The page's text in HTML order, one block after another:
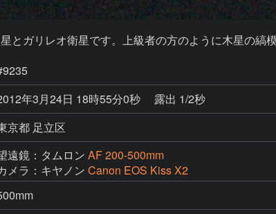
とガリレオ衛星です。上級者の方のように木星の縞
年3月24日 18時55分0秒
露出 1/2秒
京都 足立区
遠鏡：タムロン AF 200-500mm
メラ：キヤノン Canon EOS Kiss X2